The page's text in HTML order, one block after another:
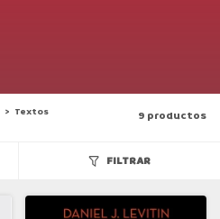
> Textos
9 productos
FILTRAR